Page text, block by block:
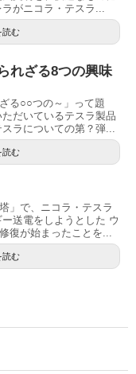
がニコラ・テスラ...
読む
れざる8つの興味
る○○つの～」って題
だいているテスラ製品
ラについての第？弾...
読む
」で、ニコラ・テスラ
送電をしようとした ウ
復が始まったことを...
読む